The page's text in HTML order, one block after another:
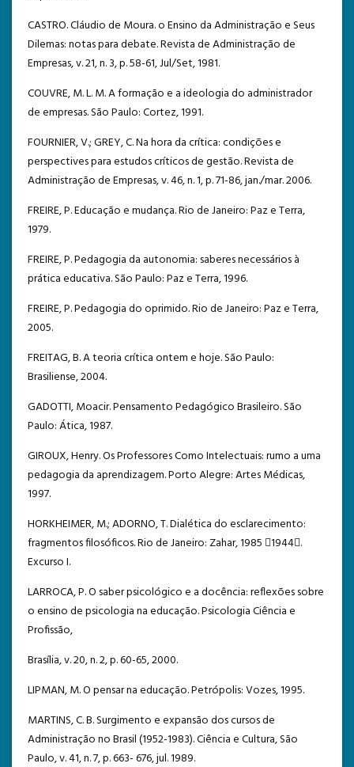
CASTRO. Cláudio de Moura. o Ensino da Administração e Seus
Dilemas: notas para debate. Revista de Administração de
Empresas, v. 21, n. 3, p. 58-61, Jul/Set, 1981.
COUVRE, M. L. M. A formação e a ideologia do administrador
de empresas. São Paulo: Cortez, 1991.
FOURNIER, V.; GREY, C. Na hora da crítica: condições e
perspectives para estudos críticos de gestão. Revista de
Administração de Empresas, v. 46, n. 1, p. 71-86, jan./mar. 2006.
FREIRE, P. Educação e mudança. Rio de Janeiro: Paz e Terra,
1979.
FREIRE, P. Pedagogia da autonomia: saberes necessários à
prática educativa. São Paulo: Paz e Terra, 1996.
FREIRE, P. Pedagogia do oprimido. Rio de Janeiro: Paz e Terra,
2005.
FREITAG, B. A teoria crítica ontem e hoje. São Paulo:
Brasiliense, 2004.
GADOTTI, Moacir. Pensamento Pedagógico Brasileiro. São
Paulo: Ática, 1987.
GIROUX, Henry. Os Professores Como Intelectuais: rumo a uma
pedagogia da aprendizagem. Porto Alegre: Artes Médicas,
1997.
HORKHEIMER, M.; ADORNO, T. Dialética do esclarecimento:
fragmentos filosóficos. Rio de Janeiro: Zahar, 1985 1944.
Excurso I.
LARROCA, P. O saber psicológico e a docência: reflexões sobre
o ensino de psicologia na educação. Psicologia Ciência e
Profissão,
Brasília, v. 20, n. 2, p. 60-65, 2000.
LIPMAN, M. O pensar na educação. Petrópolis: Vozes, 1995.
MARTINS, C. B. Surgimento e expansão dos cursos de
Administração no Brasil (1952-1983). Ciência e Cultura, São
Paulo, v. 41, n. 7, p. 663- 676, jul. 1989.